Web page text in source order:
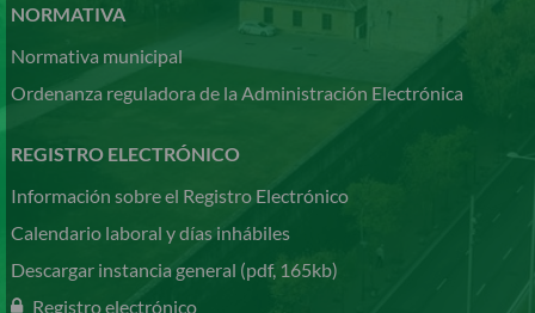
NORMATIVA
Normativa municipal
Ordenanza reguladora de la Administración Electrónica
REGISTRO ELECTRÓNICO
Información sobre el Registro Electrónico
Calendario laboral y días inhábiles
Descargar instancia general (pdf, 165kb)
Registro electrónico